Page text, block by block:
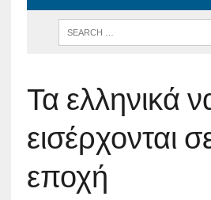
Τα ελληνικά
εισέρχονται
εποχή